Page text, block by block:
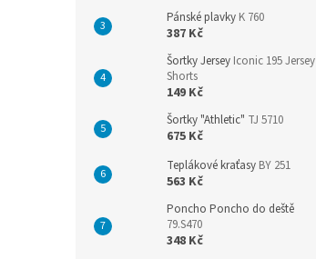
Pánské plavky K 760
387 Kč
Šortky Jersey Iconic 195 Jersey
Shorts
149 Kč
Šortky "Athletic" TJ 5710
675 Kč
Teplákové kraťasy BY 251
563 Kč
Poncho Poncho do deště
79.S470
348 Kč